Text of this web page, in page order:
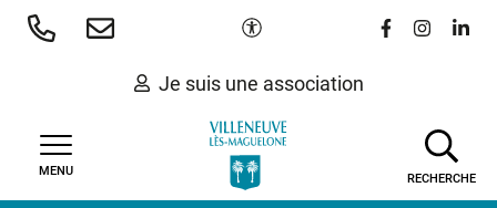
Aller
Paramètres d'accessibilité
Lien vers le
Lien vers
Lien
Je suis une association
MENU
RECHERCHE